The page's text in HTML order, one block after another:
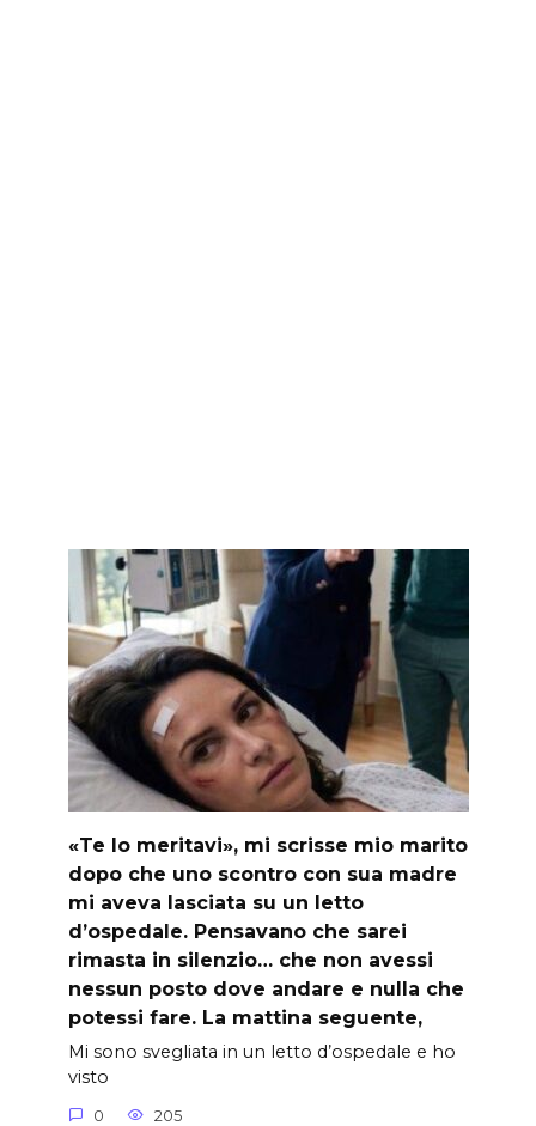
«Te lo meritavi», mi scrisse mio marito
dopo che uno scontro con sua madre
mi aveva lasciata su un letto
d’ospedale. Pensavano che sarei
rimasta in silenzio… che non avessi
nessun posto dove andare e nulla che
potessi fare. La mattina seguente,
Mi sono svegliata in un letto d’ospedale e ho
visto
0 205